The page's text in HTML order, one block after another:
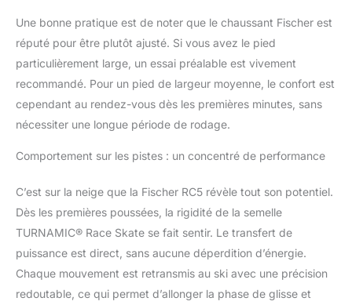
Une bonne pratique est de noter que le chaussant Fischer est
réputé pour être plutôt ajusté. Si vous avez le pied
particulièrement large, un essai préalable est vivement
recommandé. Pour un pied de largeur moyenne, le confort est
cependant au rendez-vous dès les premières minutes, sans
nécessiter une longue période de rodage.
Comportement sur les pistes : un concentré de performance
C’est sur la neige que la Fischer RC5 révèle tout son potentiel.
Dès les premières poussées, la rigidité de la semelle
TURNAMIC® Race Skate se fait sentir. Le transfert de
puissance est direct, sans aucune déperdition d’énergie.
Chaque mouvement est retransmis au ski avec une précision
redoutable, ce qui permet d’allonger la phase de glisse et